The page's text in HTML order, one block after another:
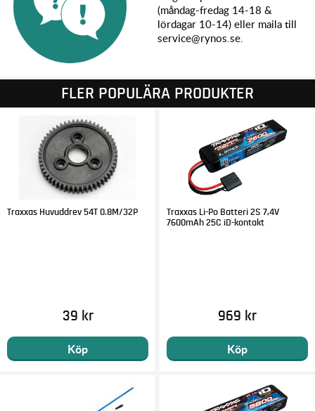
(måndag-fredag 14-18 &
lördagar 10-14) eller maila till
service@rynos.se.
FLER POPULÄRA PRODUKTER
Traxxas Huvuddrev 54T 0.8M/32P
39 kr
Köp
Traxxas Li-Po Batteri 2S 7,4V
7600mAh 25C iD-kontakt
969 kr
Köp